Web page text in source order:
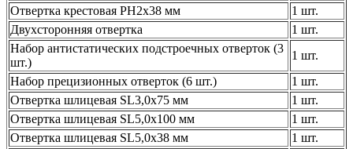
Отвертка крестовая PH2х38 мм
1 шт.
Двухсторонняя отвертка
1 шт.
Набор антистатических подстроечных отверток (3
шт.)
1 шт.
Набор прецизионных отверток (6 шт.)
1 шт.
Отвертка шлицевая SL3,0x75 мм
1 шт.
Отвертка шлицевая SL5,0х100 мм
1 шт.
Отвертка шлицевая SL5,0х38 мм
1 шт.